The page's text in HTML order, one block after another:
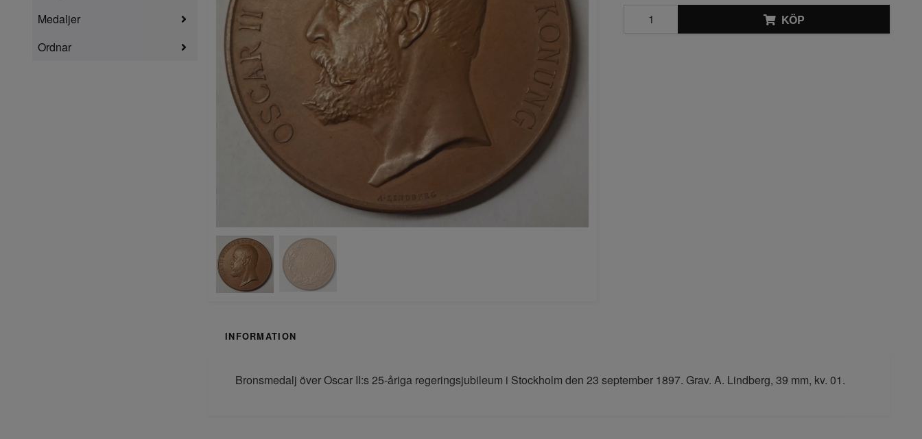
Medaljer
Ordnar
KÖP
INFORMATION
Bronsmedalj över Oscar II:s 25-åriga regeringsjubileum i Stockholm den 23 september 1897. Grav. A. Lindberg, 39 mm, kv. 01.